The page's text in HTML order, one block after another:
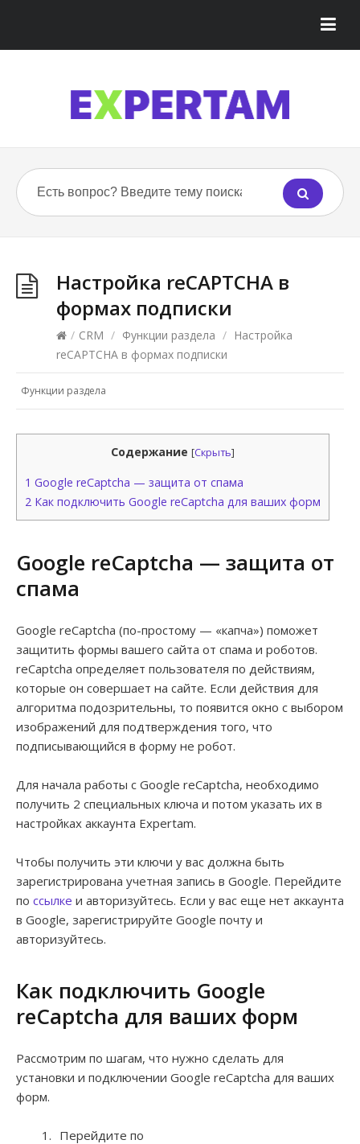
Настройка reCAPTCHA в
формах подписки
/ CRM / Функции раздела / Настройка
reCAPTCHA в формах подписки
Функции раздела
Содержание [Скрыть]
1 Google reCaptcha — защита от спама
2 Как подключить Google reCaptcha для ваших форм
Google reCaptcha — защита от
спама
Google reCaptcha (по-простому — «капча») поможет
защитить формы вашего сайта от спама и роботов.
reCaptcha определяет пользователя по действиям,
которые он совершает на сайте. Если действия для
алгоритма подозрительны, то появится окно с выбором
изображений для подтверждения того, что
подписывающийся в форму не робот.
Для начала работы с Google reCaptcha, необходимо
получить 2 специальных ключа и потом указать их в
настройках аккаунта Expertam.
Чтобы получить эти ключи у вас должна быть
зарегистрирована учетная запись в Google. Перейдите
по ссылке и авторизуйтесь. Если у вас еще нет аккаунта
в Google, зарегистрируйте Google почту и
авторизуйтесь.
Как подключить Google
reCaptcha для ваших форм
Рассмотрим по шагам, что нужно сделать для
установки и подключении Google reCaptcha для ваших
форм.
Перейдите по